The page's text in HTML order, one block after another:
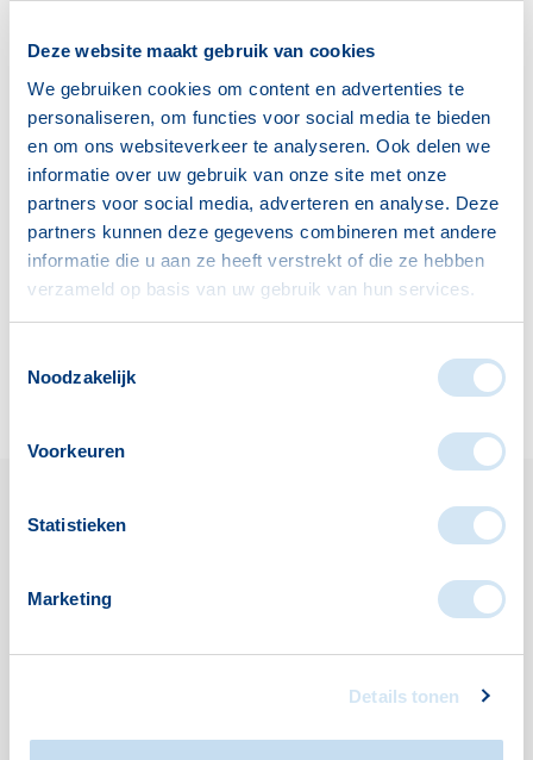
Deze website maakt gebruik van cookies
We gebruiken cookies om content en advertenties te
personaliseren, om functies voor social media te bieden
en om ons websiteverkeer te analyseren. Ook delen we
informatie over uw gebruik van onze site met onze
partners voor social media, adverteren en analyse. Deze
partners kunnen deze gegevens combineren met andere
informatie die u aan ze heeft verstrekt of die ze hebben
verzameld op basis van uw gebruik van hun services.
Noodzakelijk
Voorkeuren
Statistieken
Marketing
Details tonen
Iris Bakker
Welzijnsadviseur De
Lier/Maasdijk
welzijnsadviseurs@vitiswelzijn.nl